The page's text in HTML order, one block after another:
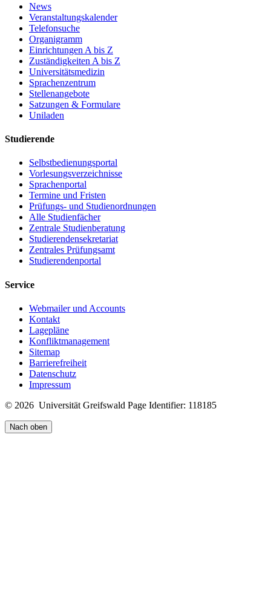
News
Veranstaltungskalender
Telefonsuche
Organigramm
Einrichtungen A bis Z
Zuständigkeiten A bis Z
Universitätsmedizin
Sprachenzentrum
Stellenangebote
Satzungen & Formulare
Uniladen
Studierende
Selbstbedienungsportal
Vorlesungsverzeichnisse
Sprachenportal
Termine und Fristen
Prüfungs- und Studienordnungen
Alle Studienfächer
Zentrale Studienberatung
Studierendensekretariat
Zentrales Prüfungsamt
Studierendenportal
Service
Webmailer und Accounts
Kontakt
Lagepläne
Konfliktmanagement
Sitemap
Barrierefreiheit
Datenschutz
Impressum
© 2026 Universität Greifswald Page Identifier: 118185
Nach oben